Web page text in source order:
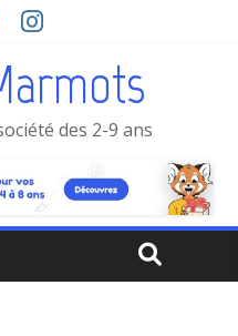
des 2-9 ans